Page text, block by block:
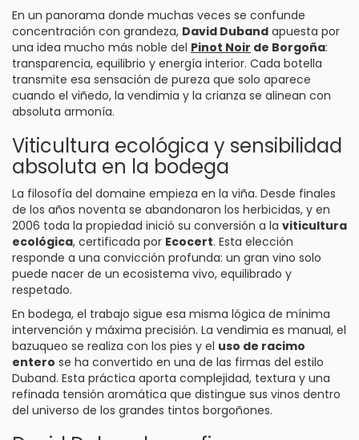
En un panorama donde muchas veces se confunde
concentración con grandeza, David Duband apuesta por
una idea mucho más noble del Pinot Noir de Borgoña:
transparencia, equilibrio y energía interior. Cada botella
transmite esa sensación de pureza que solo aparece
cuando el viñedo, la vendimia y la crianza se alinean con
absoluta armonía.
Viticultura ecológica y sensibilidad
absoluta en la bodega
La filosofía del domaine empieza en la viña. Desde finales
de los años noventa se abandonaron los herbicidas, y en
2006 toda la propiedad inició su conversión a la viticultura
ecológica, certificada por Ecocert. Esta elección
responde a una convicción profunda: un gran vino solo
puede nacer de un ecosistema vivo, equilibrado y
respetado.
En bodega, el trabajo sigue esa misma lógica de mínima
intervención y máxima precisión. La vendimia es manual, el
bazuqueo se realiza con los pies y el uso de racimo
entero se ha convertido en una de las firmas del estilo
Duband. Esta práctica aporta complejidad, textura y una
refinada tensión aromática que distingue sus vinos dentro
del universo de los grandes tintos borgoñones.